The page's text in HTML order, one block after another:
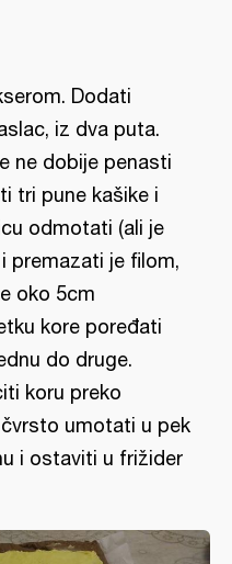
Dodati
iz dva puta.
ne dobije penasti
tri pune kašike i
odmotati (ali je
premazati je filom,
oko 5cm
kore poređati
do druge.
koru preko
umotati u pek
i ostaviti u frižider